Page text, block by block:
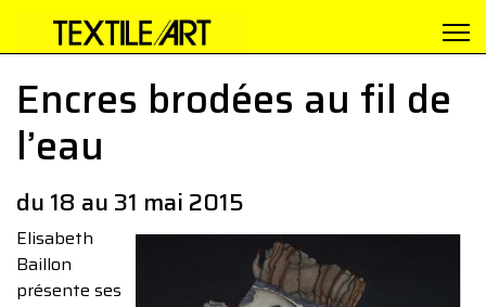
Encres brodées au fil de
l’eau
du 18 au 31 mai 2015
Elisabeth
Baillon
présente ses